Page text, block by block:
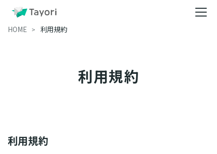
HOME 利用規約
利用規約
利用規約